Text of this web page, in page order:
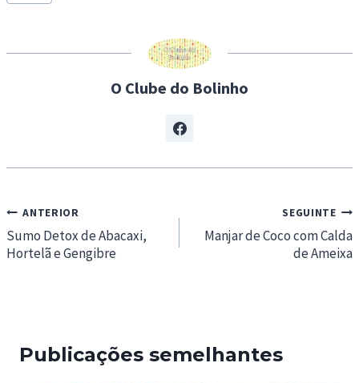
g
O Clube do Bolinho
Navegação
de
artigos
ANTERIOR
Sumo Detox de Abacaxi,
Hortelã e Gengibre
SEGUINTE
Manjar de Coco com Calda
de Ameixa
Publicações semelhantes